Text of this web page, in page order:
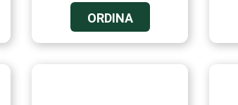
ORDINA
ORECCHINI
CRY